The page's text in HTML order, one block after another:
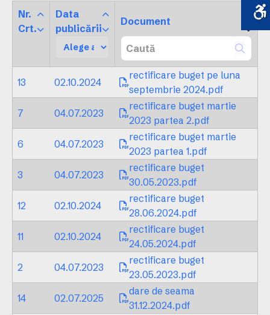
Nr.
Crt.
Data
publicării
Document
13 02.10.2024
rectificare buget pe luna
septembrie 2024.pdf
7
04.07.2023
rectificare buget martie
2023 partea 2.pdf
6
04.07.2023
rectificare buget martie
2023 partea 1.pdf
3
04.07.2023
rectificare buget
30.05.2023.pdf
12
02.10.2024
rectificare buget
28.06.2024.pdf
11
02.10.2024
rectificare buget
24.05.2024.pdf
2
04.07.2023
rectificare buget
23.05.2023.pdf
14
02.07.2025
dare de seama
31.12.2024.pdf